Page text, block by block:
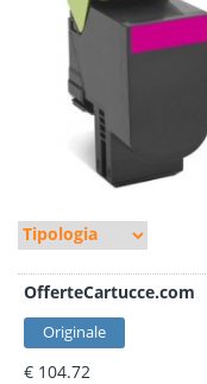
OfferteCartucce.com
Originale
€ 104.72